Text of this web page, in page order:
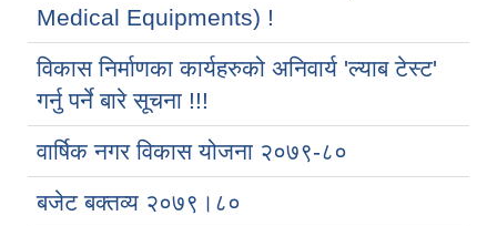
Medical Equipments) !
विकास निर्माणका कार्यहरुको अनिवार्य 'ल्याब टेस्ट'
गर्नु पर्ने बारे सूचना !!!
वार्षिक नगर विकास योजना २०७९-८०
बजेट बक्तव्य २०७९।८०